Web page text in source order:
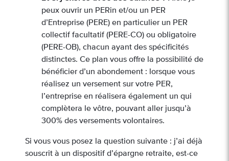
peux ouvrir un PERin et/ou un PER
d’Entreprise (PERE) en particulier un PER
collectif facultatif (PERE-CO) ou obligatoire
(PERE-OB), chacun ayant des spécificités
distinctes. Ce plan vous offre la possibilité de
bénéficier d’un abondement : lorsque vous
réalisez un versement sur votre PER,
l’entreprise en réalisera également un qui
complètera le vôtre, pouvant aller jusqu’à
300% des versements volontaires.
Si vous vous posez la question suivante : j’ai déjà
souscrit à un dispositif d’épargne retraite, est-ce